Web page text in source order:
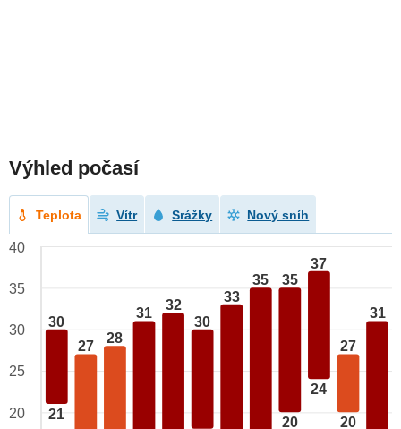
Výhled počasí
Teplota Vítr Srážky Nový sníh
30
21
27
28
31
32
30
33
35 35
20
37
24
27
20
31
40
35
30
25
20